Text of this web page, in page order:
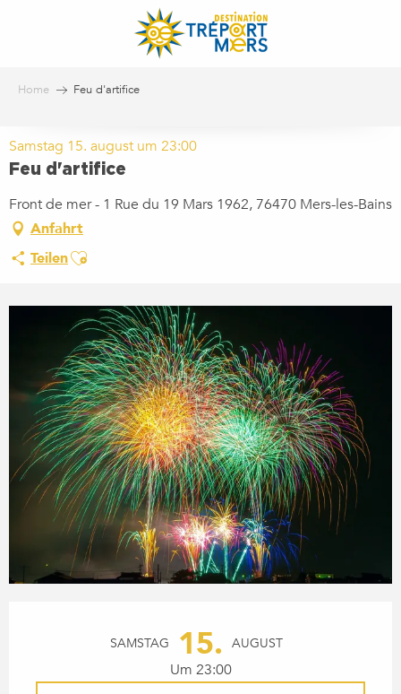
Home Feu d'artifice
Samstag 15. august um 23:00
Feu d'artifice
Front de mer - 1 Rue du 19 Mars 1962, 76470 Mers-les-Bains
Anfahrt
TeilenAjouter aux favoris
SAMSTAG 15. AUGUST
Um 23:00